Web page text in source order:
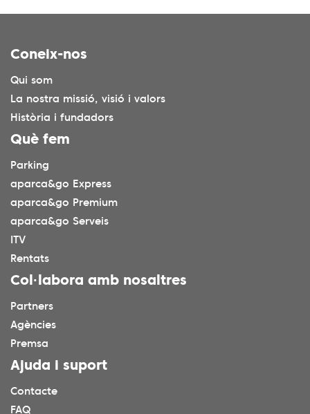
Coneix-nos
Qui som
La nostra missió, visió i valors
Història i fundadors
Què fem
Parking
aparca&go Express
aparca&go Premium
aparca&go Serveis
ITV
Rentats
Col·labora amb nosaltres
Partners
Agències
Premsa
Ajuda i suport
Contacte
FAQ